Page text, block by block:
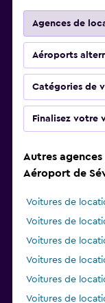
Agences de
Aéroports
Catégories de
Finalisez votre
Autres
Aéroport de
Voitures de
Voitures de
Voitures de
Voitures de
Voitures de
Voitures de